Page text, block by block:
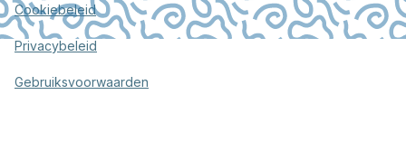
Cookiebeleid
Privacybeleid
Gebruiksvoorwaarden